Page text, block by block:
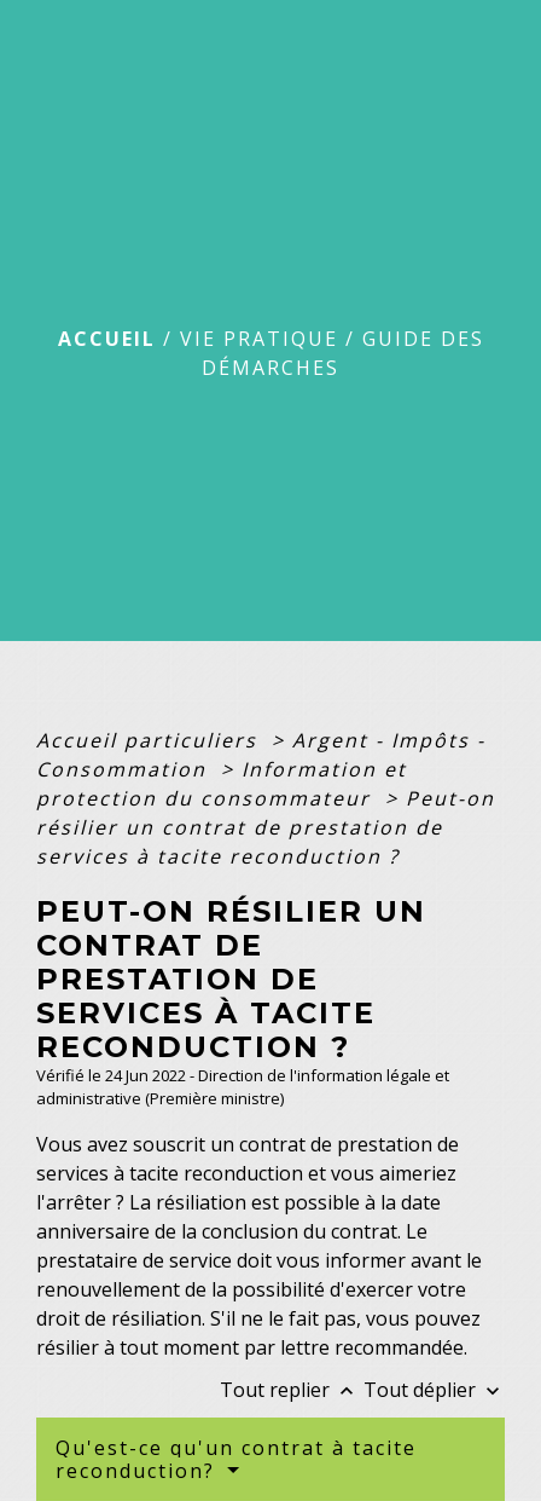
ACCUEIL / VIE PRATIQUE / GUIDE DES
DÉMARCHES
Accueil particuliers > Argent - Impôts -
Consommation
> Information et
protection du consommateur > Peut-on
résilier un contrat de prestation de
services à tacite reconduction ?
PEUT-ON RÉSILIER UN
CONTRAT DE
PRESTATION DE
SERVICES À TACITE
RECONDUCTION ?
Vérifié le 24 Jun 2022 - Direction de l'information légale et
administrative (Première ministre)
Vous avez souscrit un contrat de prestation de
services à tacite reconduction et vous aimeriez
l'arrêter ? La résiliation est possible à la date
anniversaire de la conclusion du contrat. Le
prestataire de service doit vous informer avant le
renouvellement de la possibilité d'exercer votre
droit de résiliation. S'il ne le fait pas, vous pouvez
résilier à tout moment par lettre recommandée.
Tout replier keyboard_arrow_up Tout déplier keyboard_arrow_down
Qu'est-ce qu'un contrat à tacite
reconduction?